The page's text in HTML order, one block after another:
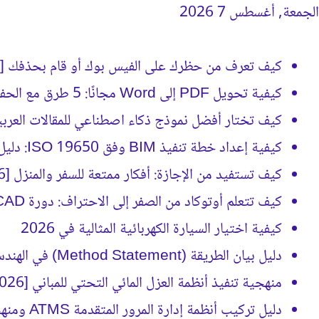
الجمعة, أغسطس 7 2026
كيف تعرف من حظرك على الفيس بوك أو قام بحذفك [2026]
كيفية تحويل PDF إلى Word مجانًا: 5 طرق مع الحفاظ على التنسيق
كيف تختار أفضل نموذج ذكاء اصطناعي للمقالات العربية؟
كيفية إعداد خطة تنفيذ BIM وفق ISO 19650: دليل BEP الشامل
كيف تستفيد من الإجازة: أفكار ممتعة للسفر والمنزل [2026]
كيف تتعلم أوتوكاد من الصفر إلى الاحتراف: دورة AutoCAD كاملة [2026]
كيفية اختيار السيارة الكهربائية المثالية في 2026
دليل بيان الطريقة (Method Statement) في الهندسة الإنشائية [2026]
منهجية تنفيذ أنظمة العزل المائي التحتي للمباني [2026]
دليل تركيب أنظمة إدارة المرور المتقدمة ATMS ومنهجية التنفيذ [2026]